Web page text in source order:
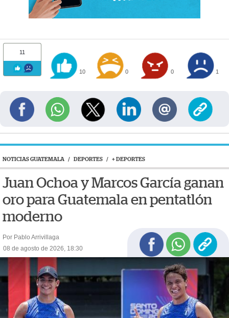
11
10 0 0 1
NOTICIAS GUATEMALA / DEPORTES / + DEPORTES
Juan Ochoa y Marcos García ganan
oro para Guatemala en pentatlón
moderno
Por Pablo Arrivillaga
08 de agosto de 2026, 18:30